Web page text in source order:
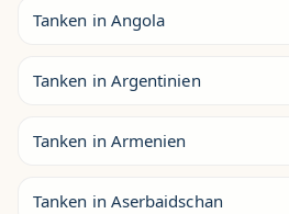
Tanken in Angola
Tanken in Argentinien
Tanken in Armenien
Tanken in Aserbaidschan